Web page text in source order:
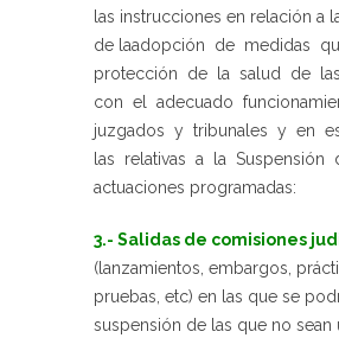
las instrucciones en relación a
de laadopción de medidas
protección de la salud de
con el adecuado
juzgados y tribunales y en
las relativas a la Suspensión
actuaciones programadas:
3.- Salidas de comisiones
(lanzamientos, embargos,
pruebas, etc) en las que se
suspensión de las que no sean